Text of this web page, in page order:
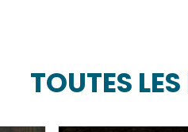
TOUTES